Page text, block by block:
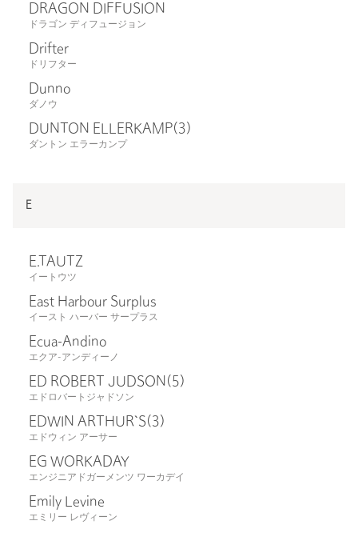
DRAGON DIFFUSION
ドラゴン ディフュージョン
Drifter
ドリフター
Dunno
ダノウ
DUNTON ELLERKAMP(3)
ダントン エラーカンプ
E
E.TAUTZ
イートウツ
East Harbour Surplus
イースト ハーバー サープラス
Ecua-Andino
エクア-アンディーノ
ED ROBERT JUDSON (5)
エドロバートジャドソン
EDWIN ARTHUR`S(3)
エドウィン アーサー
EG WORKADAY
エンジニアドガーメンツ ワーカデイ
Emily Levine
エミリー レヴィーン